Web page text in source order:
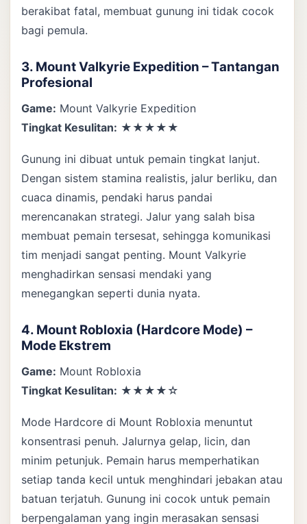
berakibat fatal, membuat gunung ini tidak cocok
bagi pemula.
3. Mount Valkyrie Expedition – Tantangan
Profesional
Game: Mount Valkyrie Expedition
Tingkat Kesulitan: ★★★★★
Gunung ini dibuat untuk pemain tingkat lanjut.
Dengan sistem stamina realistis, jalur berliku, dan
cuaca dinamis, pendaki harus pandai
merencanakan strategi. Jalur yang salah bisa
membuat pemain tersesat, sehingga komunikasi
tim menjadi sangat penting. Mount Valkyrie
menghadirkan sensasi mendaki yang
menegangkan seperti dunia nyata.
4. Mount Robloxia (Hardcore Mode) –
Mode Ekstrem
Game: Mount Robloxia
Tingkat Kesulitan: ★★★★☆
Mode Hardcore di Mount Robloxia menuntut
konsentrasi penuh. Jalurnya gelap, licin, dan
minim petunjuk. Pemain harus memperhatikan
setiap tanda kecil untuk menghindari jebakan atau
batuan terjatuh. Gunung ini cocok untuk pemain
berpengalaman yang ingin merasakan sensasi